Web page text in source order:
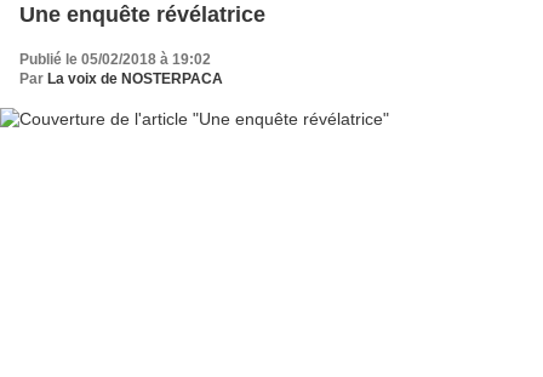
Une enquête révélatrice
Publié le 05/02/2018 à 19:02
Par La voix de NOSTERPACA